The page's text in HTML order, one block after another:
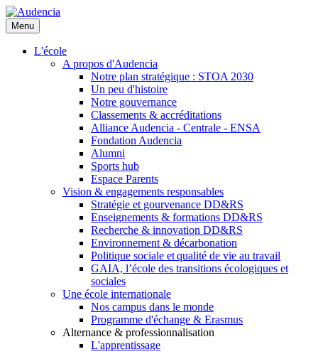
Aller
au
contenu
principal
Menu
L'école
A propos d'Audencia
Notre plan stratégique : STOA 2030
Un peu d'histoire
Notre gouvernance
Classements & accréditations
Alliance Audencia - Centrale - ENSA
Fondation Audencia
Alumni
Sports hub
Espace Parents
Vision & engagements responsables
Stratégie et gourvenance DD&RS
Enseignements & formations DD&RS
Recherche & innovation DD&RS
Environnement & décarbonation
Politique sociale et qualité de vie au travail
GAIA, l’école des transitions écologiques et
sociales
Une école internationale
Nos campus dans le monde
Programme d'échange & Erasmus
Alternance & professionnalisation
L'apprentissage